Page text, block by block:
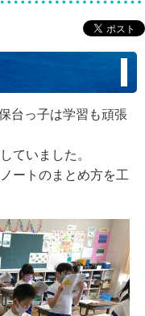
台っ子は学習も頑張
ていました。
ートのまとめ方を工